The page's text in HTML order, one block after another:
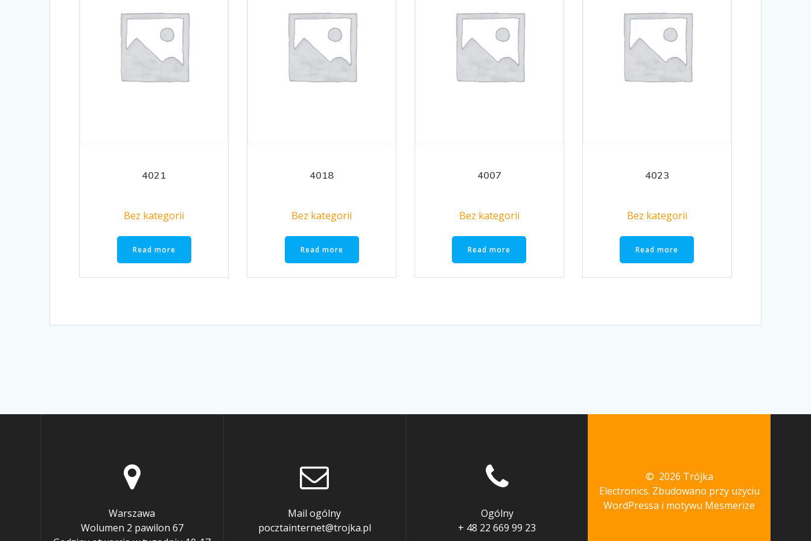
4021
Bez kategorii
Read more
4018
Bez kategorii
Read more
4007
Bez kategorii
Read more
4023
Bez kategorii
Read more
Warszawa
Wolumen 2 pawilon 67
Mail ogólny
pocztainternet@trojka.pl
Ogólny
+ 48 22 669 99 23
© 2026 Trójka
Electronics. Zbudowano przy użyciu
WordPressa i motywu Mesmerize